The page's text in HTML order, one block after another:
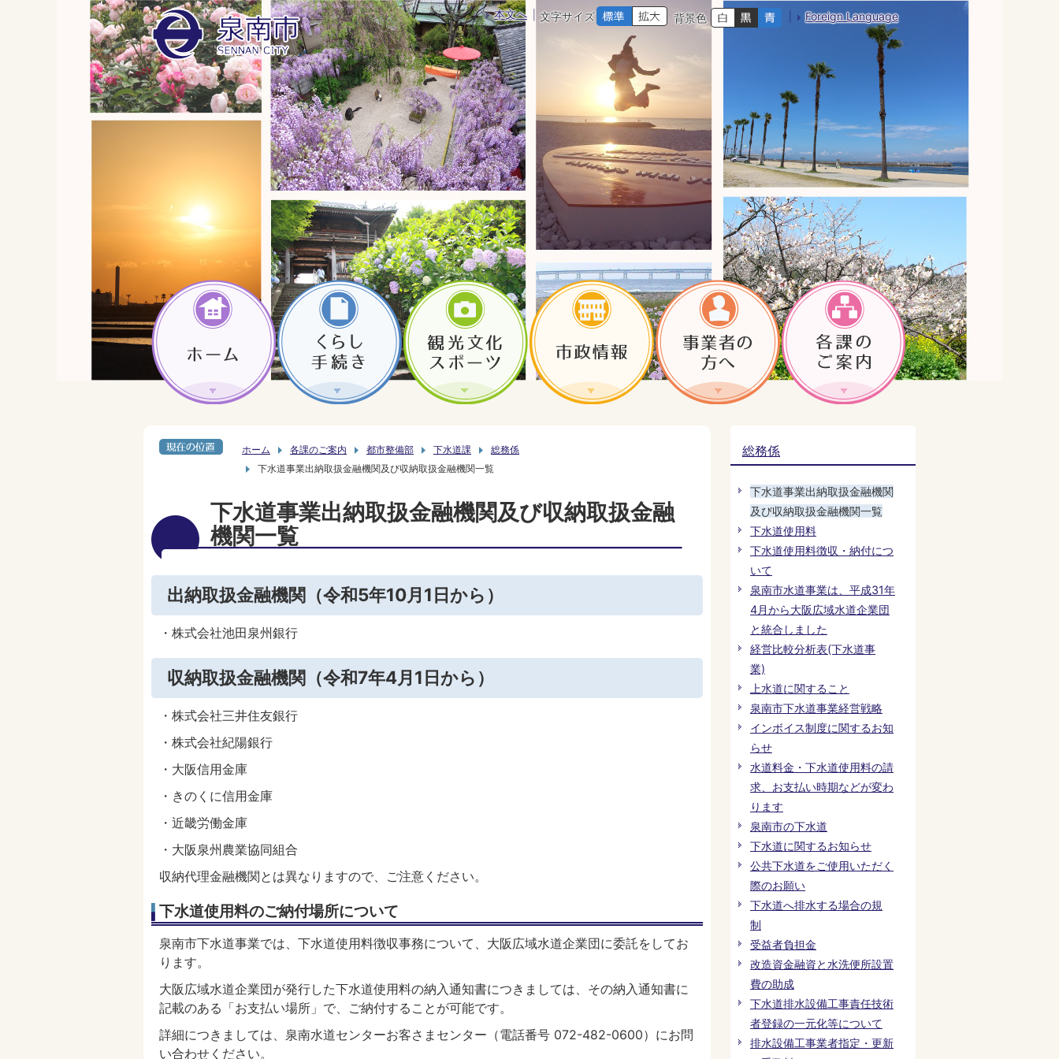
本文へ 文字サイズ 背景色 Foreign Language
ホーム 各課のご案内 都市整備部 下水道課
総務係
下水道事業出納取扱金融機関及び収納取扱金融機関一覧
下水道事業出納取扱金融機関及び収納取扱金融
機関一覧
出納取扱金融機関（令和5年10月1日から）
・株式会社池田泉州銀行
収納取扱金融機関（令和7年4月1日から）
・株式会社三井住友銀行
・株式会社紀陽銀行
・大阪信用金庫
・きのくに信用金庫
・近畿労働金庫
・大阪泉州農業協同組合
収納代理金融機関とは異なりますので、ご注意ください。
下水道使用料のご納付場所について
泉南市下水道事業では、下水道使用料徴収事務について、大阪広域水道企業団に委託をしてお
ります。
大阪広域水道企業団が発行した下水道使用料の納入通知書につきましては、その納入通知書に
記載のある「お支払い場所」で、ご納付することが可能です。
詳細につきましては、泉南水道センターお客さまセンター（電話番号 072-482-0600）にお問
い合わせください。
総務係
下水道事業出納取扱金融機関
及び収納取扱金融機関一覧
下水道使用料
下水道使用料徴収・納付につ
いて
泉南市水道事業は、平成31年
4月から大阪広域水道企業団
と統合しました
経営比較分析表(下水道事
業)
上水道に関すること
泉南市下水道事業経営戦略
インボイス制度に関するお知
らせ
水道料金・下水道使用料の請
求、お支払い時期などが変わ
ります
泉南市の下水道
下水道に関するお知らせ
公共下水道をご使用いただく
際のお願い
下水道へ排水する場合の規
制
受益者負担金
改造資金融資と水洗便所設置
費の助成
下水道排水設備工事責任技術
者登録の一元化等について
排水設備工事業者指定・更新